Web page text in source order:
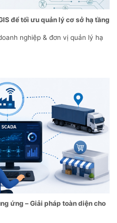
để tối ưu quản lý cơ sở hạ tầng
nghiệp & đơn vị quản lý hạ
ứng – Giải pháp toàn diện cho